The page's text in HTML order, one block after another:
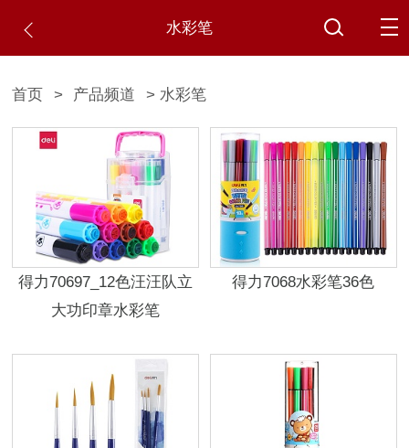
水彩笔
首页 > 产品频道 > 水彩笔
得力70697_12色汪汪队立
大功印章水彩笔
得力7068水彩笔36色